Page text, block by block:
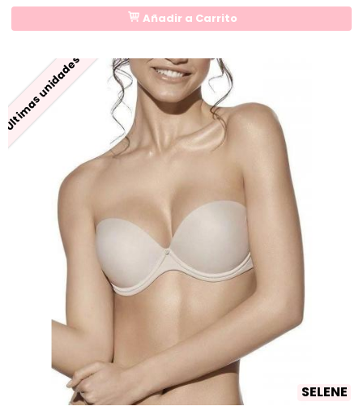
Añadir a Carrito
Últimas unidades
SELENE